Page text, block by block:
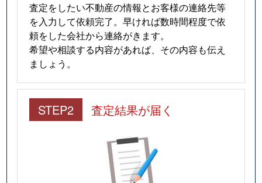
査定をしたい不動産の情報とお客様の連絡先等
を入力して依頼完了。早ければ数時間程度で依
頼をした会社から連絡がきます。
希望や相談する内容があれば、その内容も伝え
ましょう。
STEP2 査定結果が届く